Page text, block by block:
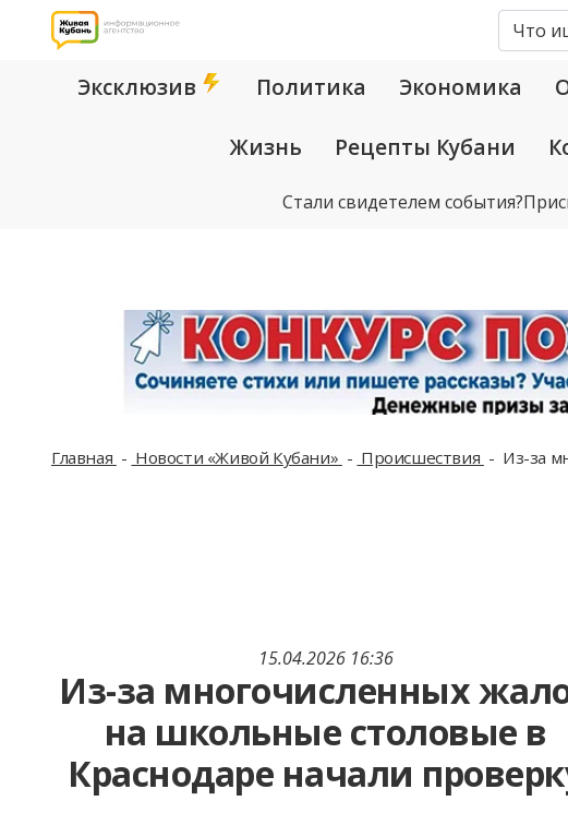
Эксклюзив Политика Экономика
Жизнь Рецепты Кубани
Стали свидетелем события?
Главная Новости «Живой Кубани» Происшествия Из-за
15.04.2026 16:36
Из-за многочисленных
на школьные столовые в
Краснодаре начали